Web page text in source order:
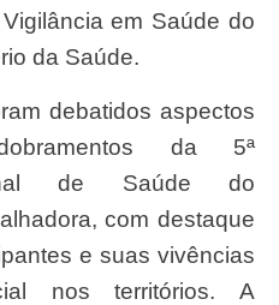
em Saúde do
da Saúde.
da 5ª
de Saúde do
com destaque
e suas vivências
nos territórios. A